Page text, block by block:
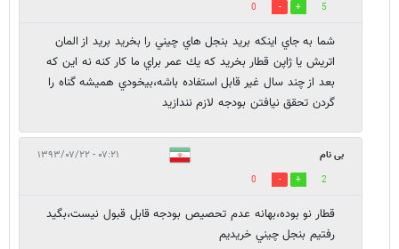
5
0
شما به جاي اينكه بريد بنجل هاي چيني را بخريد بريد از المان
اتريش يا ژاپن قطار بخريد كه يك عمر براي ما كار كنه نه اين كه
بعد از چند سال غير قابل استفاده باشه،بيخودي هميشه گناه را
گردن تحقق نیافتن بودجه لازم نندازيد
بی نام ۰۷:۲۱ - ۱۳۹۳/۰۷/۲۲
2
0
قطار نو بوده،بهانه عدم تحصيص بودجه قابل قبول نيست،بگيد
رفتيم بنجل چيني خريديم